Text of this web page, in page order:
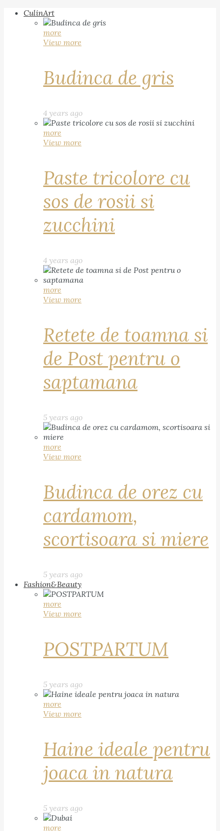
CulinArt
more
View more
Budinca de gris
4 years ago
more
View more
Paste tricolore cu
sos de rosii si
zucchini
4 years ago
more
View more
Retete de toamna si
de Post pentru o
saptamana
5 years ago
more
View more
Budinca de orez cu
cardamom,
scortisoara si miere
5 years ago
Fashion&Beauty
more
View more
POSTPARTUM
5 years ago
more
View more
Haine ideale pentru
joaca in natura
5 years ago
more